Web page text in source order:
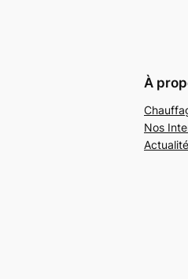
À
Nos